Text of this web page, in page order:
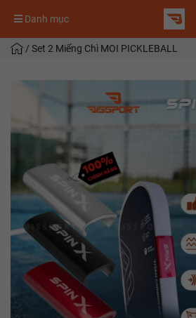
Danh mục
/ Set 2 Miếng Chì MOI PICKLEBALL